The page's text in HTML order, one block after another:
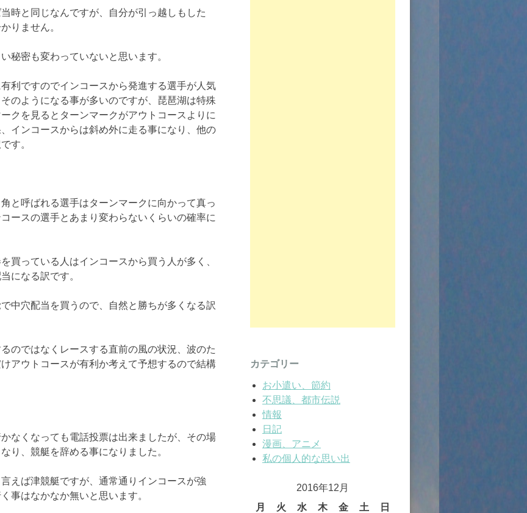
時と同じなんですが、自分が引っ越しもした
りません。
秘密も変わっていないと思います。
利ですのでインコースから発進する選手が人気
のようになる事が多いのですが、琵琶湖は特殊
クを見るとターンマークがアウトコースよりに
インコースからは斜め外に走る事になり、他の
す。
と呼ばれる選手はターンマークに向かって真っ
ースの選手とあまり変わらないくらいの確率に
買っている人はインコースから買う人が多く、
になる訳です。
中穴配当を買うので、自然と勝ちが多くなる訳
のではなくレースする直前の風の状況、波のた
アウトコースが有利か考えて予想するので結構
なくなっても電話投票は出来ましたが、その場
り、競艇を辞める事になりました。
えば津競艇ですが、通常通りインコースが強
事はなかなか無いと思います。
カテゴリー
お小遣い、節約
不思議、都市伝説
情報
日記
漫画、アニメ
私の個人的な思い出
2016年12月
月
火 水 木 金 土 日